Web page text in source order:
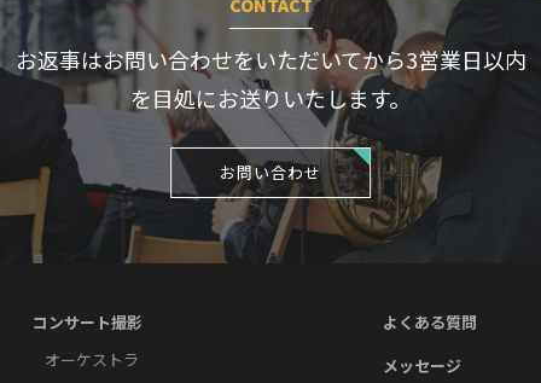
CONTACT
お返事はお問い合わせをいただいてから3営業日以内
を目処にお送りいたします。
お問い合わせ
コンサート撮影
オーケストラ
よくある質問
メッセージ